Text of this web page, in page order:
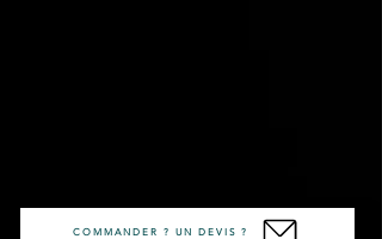
COMMANDER ? UN DEVIS ?